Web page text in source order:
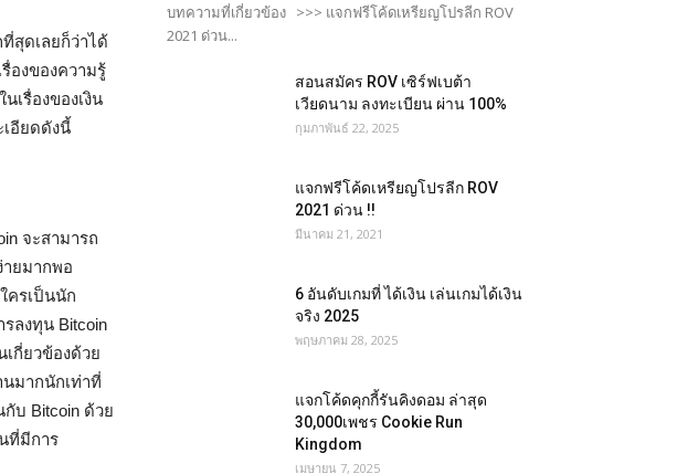
สุดเลยก็ว่าได้
องของความรู้
เรื่องของเงิน
อียดดังนี้
จะสามารถ
ายมากพอ
ครเป็นนัก
ลงทุน Bitcoin
กี่ยวข้องด้วย
มากนักเท่าที่
บ Bitcoin ด้วย
ที่มีการ
บทความที่เกี่ยวข้อง >>> แจกฟรีโค้ดเหรียญโปรลีก ROV
2021 ด่วน...
สอนสมัคร ROV เซิร์ฟเบต้า
เวียดนาม ลงทะเบียน ผ่าน 100%
กุมภาพันธ์ 22, 2025
แจกฟรีโค้ดเหรียญโปรลีก ROV
2021 ด่วน !!
มีนาคม 21, 2021
6 อันดับเกมที่ ได้เงิน เล่นเกมได้เงิน
จริง 2025
พฤษภาคม 28, 2025
แจกโค้ดคุกกี้รันคิงดอม ล่าสุด
30,000เพชร Cookie Run
Kingdom
เมษายน 7, 2025